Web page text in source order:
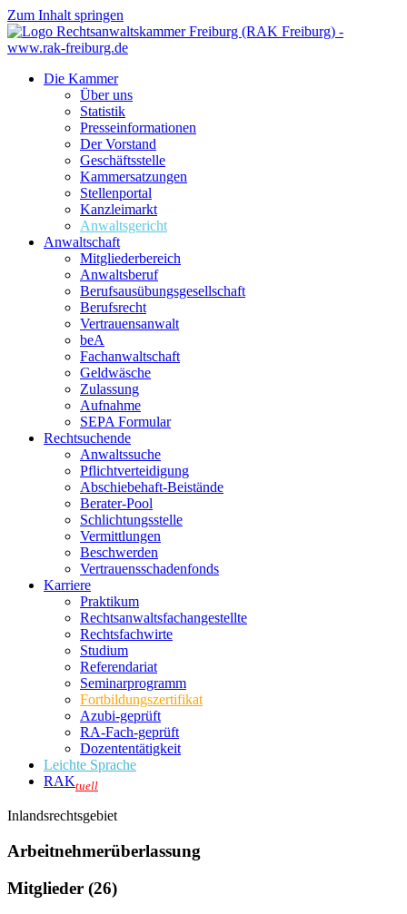
Zum Inhalt springen
Die Kammer
Über uns
Statistik
Presseinformationen
Der Vorstand
Geschäftsstelle
Kammersatzungen
Stellenportal
Kanzleimarkt
Anwaltsgericht
Anwaltschaft
Mitgliederbereich
Anwaltsberuf
Berufsausübungs­gesellschaft
Berufsrecht
Vertrauensanwalt
beA
Fachanwaltschaft
Geldwäsche
Zulassung
Aufnahme
SEPA Formular
Rechtsuchende
Anwaltssuche
Pflichtverteidigung
Abschiebehaft-Beistände
Berater-Pool
Schlichtungsstelle
Vermittlungen
Beschwerden
Vertrauensschadenfonds
Karriere
Praktikum
Rechtsanwalts­fachangestellte
Rechtsfachwirte
Studium
Referendariat
Seminarprogramm
Fortbildungszertifikat
Azubi-geprüft
RA-Fach-geprüft
Dozententätigkeit
Leichte Sprache
RAKtuell
Inlandsrechtsgebiet
Arbeitnehmerüberlassung
Mitglieder (26)